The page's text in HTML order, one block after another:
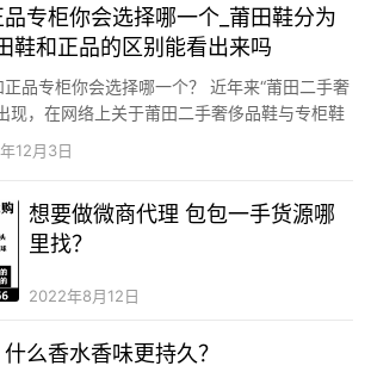
专柜你会选择哪一个_莆田鞋分为
鞋和正品的区别能看出来吗
品专柜你会选择哪一个？ 近年来“莆田二手奢
现，在网络上关于莆田二手奢侈品鞋与专柜鞋
，下面从原材料选择、做工技术、合格成品标
田鞋与专柜鞋的区别。 现在用于鞋面制造的
12月3日
想要做微商代理 包包一手货源哪
里找？
2022年8月12日
么香水香味更持久？